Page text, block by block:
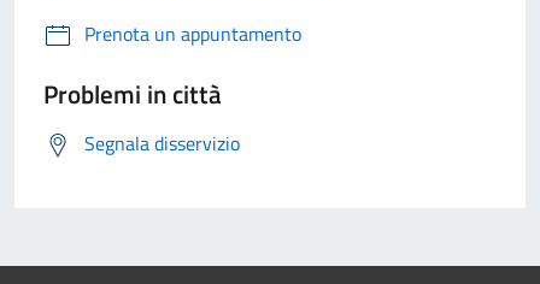
Prenota un appuntamento
Problemi in città
Segnala disservizio